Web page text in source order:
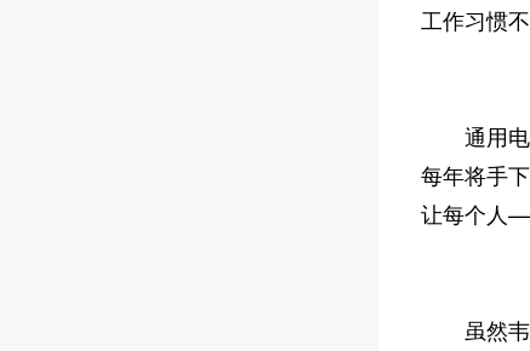
工作习惯
通用电
每年将手
让每个人
虽然韦